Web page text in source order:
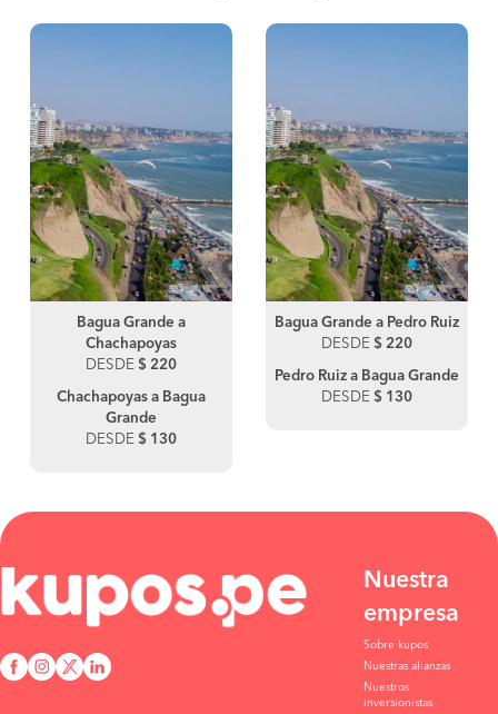
Bagua Grande a
Chachapoyas
DESDE $ 220
Chachapoyas a Bagua
Grande
DESDE $ 130
Bagua Grande a Pedro Ruiz
DESDE $ 220
Pedro Ruiz a Bagua Grande
DESDE $ 130
Nuestra
empresa
Sobre kupos
Nuestras alianzas
Nuestros
inversionistas